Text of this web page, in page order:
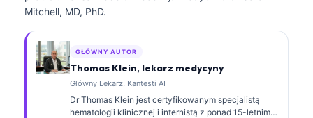
Mitchell, MD, PhD.
GŁÓWNY AUTOR
Thomas Klein, lekarz medycyny
Główny Lekarz, Kantesti AI
Dr Thomas Klein jest certyfikowanym specjalistą
hematologii klinicznej i internistą z ponad 15-letnim